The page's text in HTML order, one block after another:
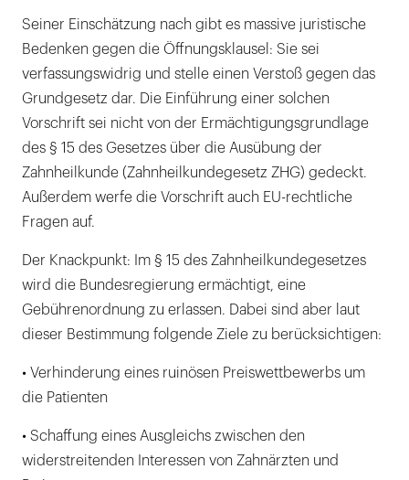
Seiner Einschätzung nach gibt es massive juristische
Bedenken gegen die Öffnungsklausel: Sie sei
verfassungswidrig und stelle einen Verstoß gegen das
Grundgesetz dar. Die Einführung einer solchen
Vorschrift sei nicht von der Ermächtigungsgrundlage
des § 15 des Gesetzes über die Ausübung der
Zahnheilkunde (Zahnheilkundegesetz ZHG) gedeckt.
Außerdem werfe die Vorschrift auch EU-rechtliche
Fragen auf.
Der Knackpunkt: Im § 15 des Zahnheilkundegesetzes
wird die Bundesregierung ermächtigt, eine
Gebührenordnung zu erlassen. Dabei sind aber laut
dieser Bestimmung folgende Ziele zu berücksichtigen:
• Verhinderung eines ruinösen Preiswettbewerbs um
die Patienten
• Schaffung eines Ausgleichs zwischen den
widerstreitenden Interessen von Zahnärzten und